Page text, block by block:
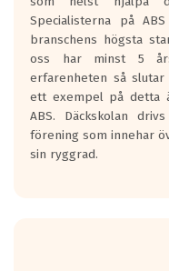
den kortaste
längsta.
Inga D eller G betyg
personbilar och lätta
Betyget sätts efter ett
skall bromsa in på en
0.5-1.5 mm vatten.
I 80km/h kommer
Vid körning i över
Specialisterna på
branschens högsta
oss har minst 5
erfarenheten så
ett exempel på detta
ABS. Däckskolan
förening som innehar
sin ryggrad.